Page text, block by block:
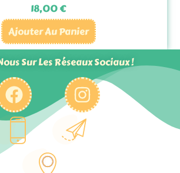
18,00€
Ajouter Au Panier
Sur Les Réseaux Sociaux !